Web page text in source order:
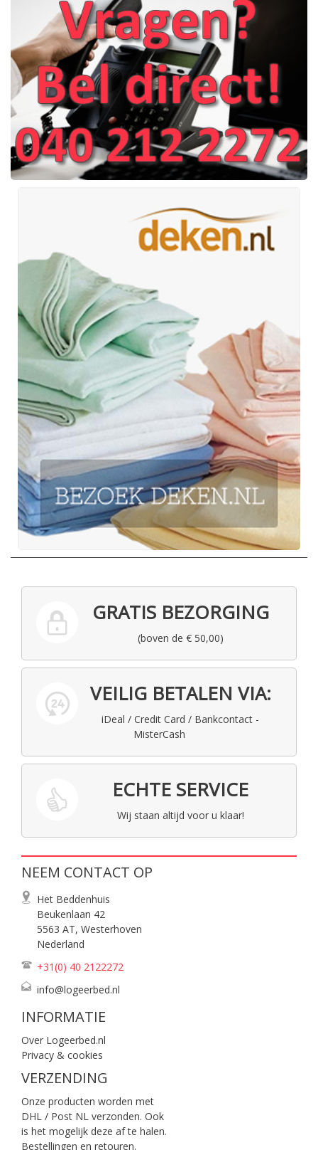
GRATIS BEZORGING
(boven de € 50,00)
VEILIG BETALEN VIA:
iDeal / Credit Card / Bankcontact -
MisterCash
ECHTE SERVICE
Wij staan altijd voor u klaar!
NEEM CONTACT OP
Het Beddenhuis
Beukenlaan 42
5563 AT, Westerhoven
Nederland
+31(0) 40 2122272
info@logeerbed.nl
INFORMATIE
Over Logeerbed.nl
Privacy & cookies
VERZENDING
Onze producten worden met
DHL / Post NL verzonden. Ook
is het mogelijk deze af te halen.
Bestellingen en retouren.